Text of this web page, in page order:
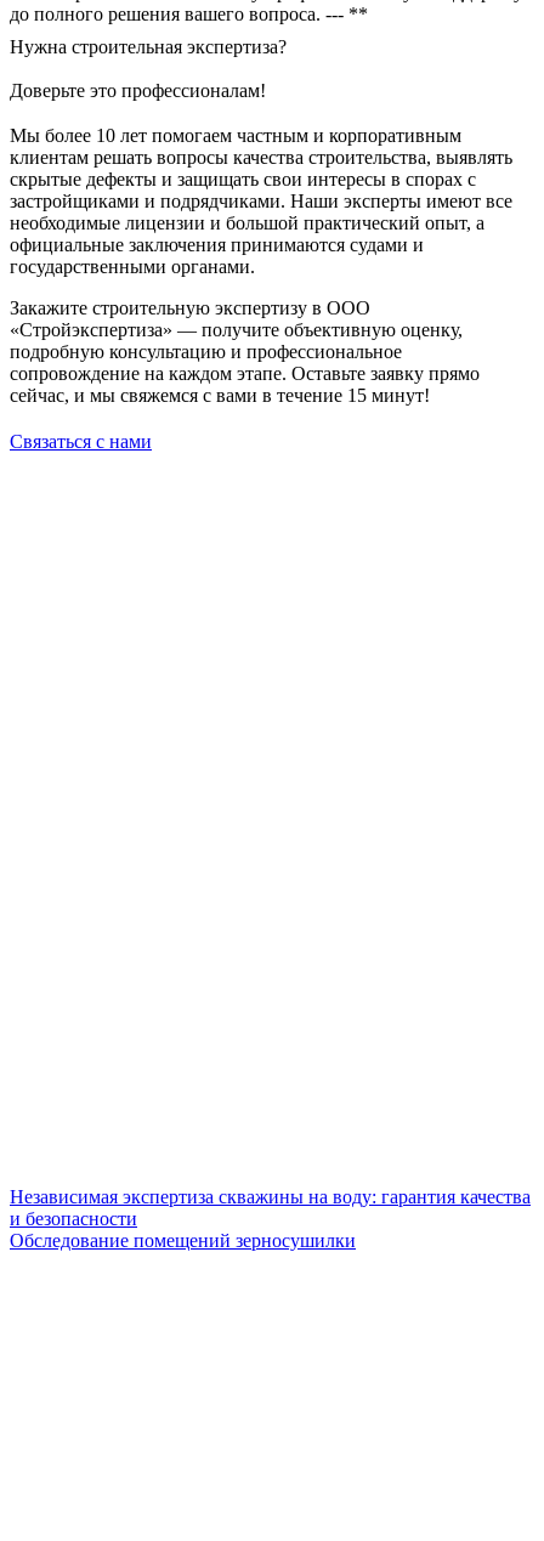
до полного решения вашего вопроса. --- **
Нужна строительная экспертиза?
Доверьте это профессионалам!
Мы более 10 лет помогаем частным и корпоративным
клиентам решать вопросы качества строительства, выявлять
скрытые дефекты и защищать свои интересы в спорах с
застройщиками и подрядчиками. Наши эксперты имеют все
необходимые лицензии и большой практический опыт, а
официальные заключения принимаются судами и
государственными органами.
Закажите строительную экспертизу в ООО
«Стройэкспертиза» — получите объективную оценку,
подробную консультацию и профессиональное
сопровождение на каждом этапе. Оставьте заявку прямо
сейчас, и мы свяжемся с вами в течение 15 минут!
Связаться с нами
Независимая экспертиза скважины на воду: гарантия качества
и безопасности
Обследование помещений зерносушилки